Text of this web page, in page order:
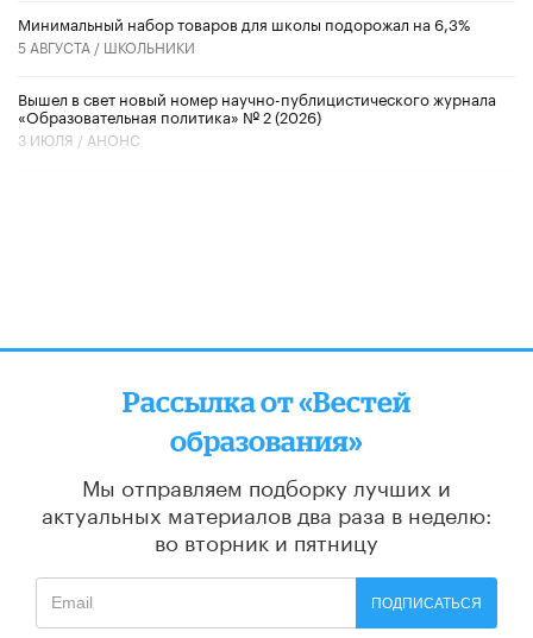
Минимальный набор товаров для школы подорожал на 6,3%
5 АВГУСТА / ШКОЛЬНИКИ
Вышел в свет новый номер научно-публицистического журнала
«Образовательная политика» № 2 (2026)
3 ИЮЛЯ / АНОНС
Рассылка от «Вестей
образования»
Мы отправляем подборку лучших и
актуальных материалов два раза в неделю:
во вторник и пятницу
ПОДПИСАТЬСЯ